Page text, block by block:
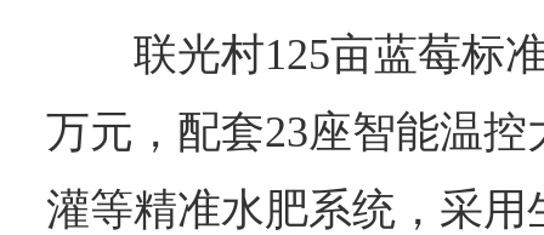
联光村125亩蓝莓标
万元，配套23座智能温
灌等精准水肥系统，采